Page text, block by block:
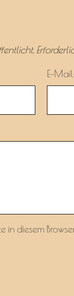
E-
in diesem